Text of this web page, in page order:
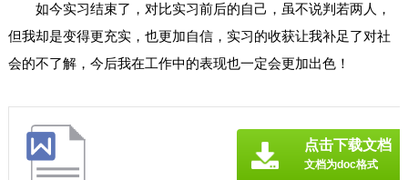
如今实习结束了，对比实习前后的自己，虽不说判若两人，
但我却是变得更充实，也更加自信，实习的收获让我补足了对社
会的不了解，今后我在工作中的表现也一定会更加出色！
点击下载文档
文档为doc格式